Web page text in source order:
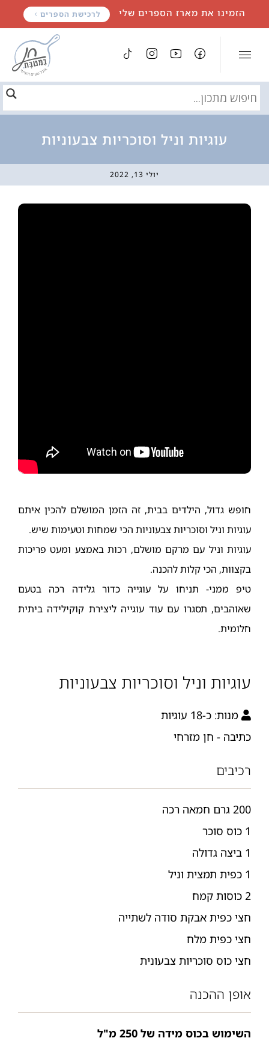
הזמינו את מארז הספרים שלי לרכישת הספרים
עוגיות וניל וסוכריות צבעוניות
יולי 13, 2022
חופש גדול, הילדים בבית, זה הזמן המושלם להכין איתם
עוגיות וניל וסוכריות צבעוניות הכי שמחות וטעימות שיש.
עוגיות וניל עם מרקם מושלם, רכות באמצע ומעט פריכות
בקצוות, הכי קלות להכנה.
טיפ ממני- תניחו על עוגייה כדור גלידה רכה בטעם
שאוהבים, תסגרו עם עוד עוגייה ליצירת קוקילידה ביתית
חלומית.
עוגיות וניל וסוכריות צבעוניות
מנות: כ-18 עוגיות
כתיבה - חן מזרחי
רכיבים
200 גרם חמאה רכה
1 כוס סוכר
1 ביצה גדולה
1 כפית תמצית וניל
2 כוסות קמח
חצי כפית אבקת סודה לשתייה
חצי כפית מלח
חצי כוס סוכריות צבעונית
אופן ההכנה
השימוש בכוס מידה של 250 מ"ל